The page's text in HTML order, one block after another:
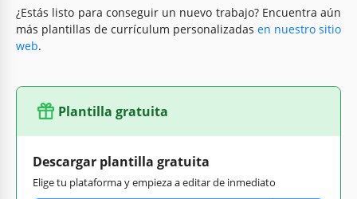
¿Estás listo para conseguir un nuevo trabajo? Encuentra aún
más plantillas de currículum personalizadas en nuestro sitio
web.
Plantilla gratuita
Descargar plantilla gratuita
Elige tu plataforma y empieza a editar de inmediato